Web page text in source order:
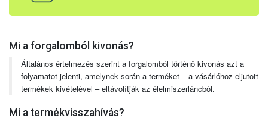
Mi a forgalomból kivonás?
Általános értelmezés szerint a forgalomból történő kivonás azt a
folyamatot jelenti, amelynek során a terméket – a vásárlóhoz eljutott
termékek kivételével – eltávolítják az élelmiszerláncból.
Mi a termékvisszahívás?